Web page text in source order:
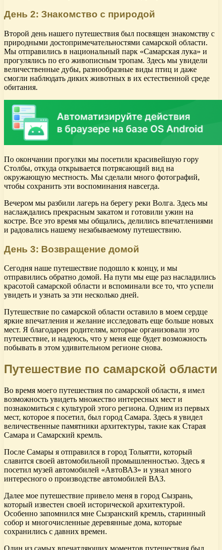
День 2: Знакомство с природой
Второй день нашего путешествия был посвящен знакомству с
природными достопримечательностями самарской области.
Мы отправились в национальный парк «Самарская лука» и
прогулялись по его живописным тропам. Здесь мы увидели
величественные дубы, разнообразные виды птиц и даже
смогли наблюдать диких животных в их естественной среде
обитания.
По окончании прогулки мы посетили красивейшую гору
Столбы, откуда открывается потрясающий вид на
окружающую местность. Мы сделали много фотографий,
чтобы сохранить эти воспоминания навсегда.
Вечером мы разбили лагерь на берегу реки Волга. Здесь мы
наслаждались прекрасным закатом и готовили ужин на
костре. Все это время мы общались, делились впечатлениями
и радовались нашему незабываемому путешествию.
День 3: Возвращение домой
Сегодня наше путешествие подошло к концу, и мы
отправились обратно домой. На пути мы еще раз насладились
красотой самарской области и вспоминали все то, что успели
увидеть и узнать за эти несколько дней.
Путешествие по самарской области оставило в моем сердце
яркие впечатления и желание исследовать еще больше новых
мест. Я благодарен родителям, которые организовали это
путешествие, и надеюсь, что у меня еще будет возможность
побывать в этом удивительном регионе снова.
Путешествие по самарской области
Во время моего путешествия по самарской области, я имел
возможность увидеть множество интересных мест и
познакомиться с культурой этого региона. Одним из первых
мест, которое я посетил, был город Самара. Здесь я увидел
величественные памятники архитектуры, такие как Старая
Самара и Самарский кремль.
После Самары я отправился в город Тольятти, который
славится своей автомобильной промышленностью. Здесь я
посетил музей автомобилей «АвтоВАЗ» и узнал много
интересного о производстве автомобилей ВАЗ.
Далее мое путешествие привело меня в город Сызрань,
который известен своей исторической архитектурой.
Особенно запомнился мне Сызранский кремль, старинный
собор и многочисленные деревянные дома, которые
сохранились с давних времен.